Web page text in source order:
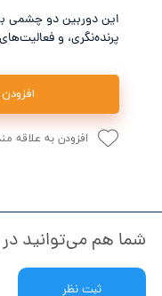
این دوربین دو چشمی
پرنده‌نگری، و
افزودن به علاقه
شما هم می‌توانید در
ثبت نظر